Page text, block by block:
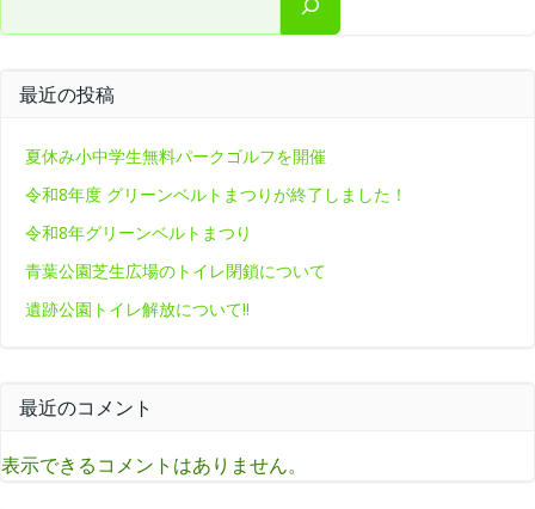
最近の投稿
夏休み小中学生無料パークゴルフを開催
令和8年度 グリーンベルトまつりが終了しました！
令和8年グリーンベルトまつり
青葉公園芝生広場のトイレ閉鎖について
遺跡公園トイレ解放について‼
最近のコメント
表示できるコメントはありません。